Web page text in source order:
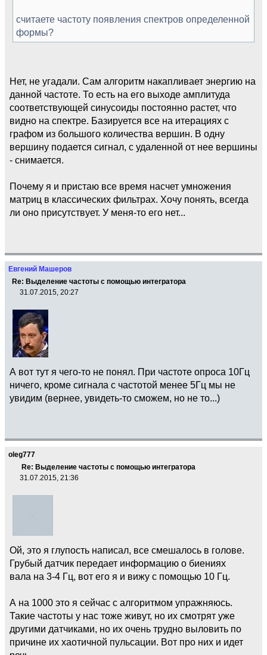
считаете частоту появления спектров определенной
формы?
Нет, не угадали. Сам алгоритм накапливает энергию на
данной частоте. То есть на его выходе амплитуда
соответствующей синусоиды постоянно растет, что
видно на спектре. Базируется все на итерациях с
графом из большого количества вершин. В одну
вершину подается сигнал, с удаленной от нее вершины
- снимается.
Почему я и пристаю все время насчет умножения
матриц в классических фильтрах. Хочу понять, всегда
ли оно присутствует. У меня-то его нет...
Евгений Машеров
Re: Выделение частоты с помощью интегратора
31.07.2015, 20:27
А вот тут я чего-то не понял. При частоте опроса 10Гц
ничего, кроме сигнала с частотой менее 5Гц мы не
увидим (вернее, увидеть-то сможем, но не то...)
oleg777
Re: Выделение частоты с помощью интегратора
31.07.2015, 21:36
Ой, это я глупость написал, все смешалось в голове.
Грубый датчик передает информацию о биениях
вала на 3-4 Гц, вот его я и вижу с помощью 10 Гц.
А на 1000 это я сейчас с алгоритмом упражняюсь.
Такие частоты у нас тоже живут, но их смотрят уже
другими датчиками, но их очень трудно выловить по
причине их хаотичной пульсации. Вот про них и идет